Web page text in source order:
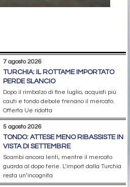
7 agosto 2026
TURCHIA: IL ROTTAME IMPORTATO
PERDE SLANCIO
Dopo il rimbalzo di fine luglio, acquisti più
cauti e tondo debole frenano il mercato.
Offerta Ue ridotta
5 agosto 2026
TONDO: ATTESE MENO RIBASSISTE IN
VISTA DI SETTEMBRE
Scambi ancora lenti, mentre il mercato
guarda al dopo ferie. L’import dalla Turchia
resta un’incognita